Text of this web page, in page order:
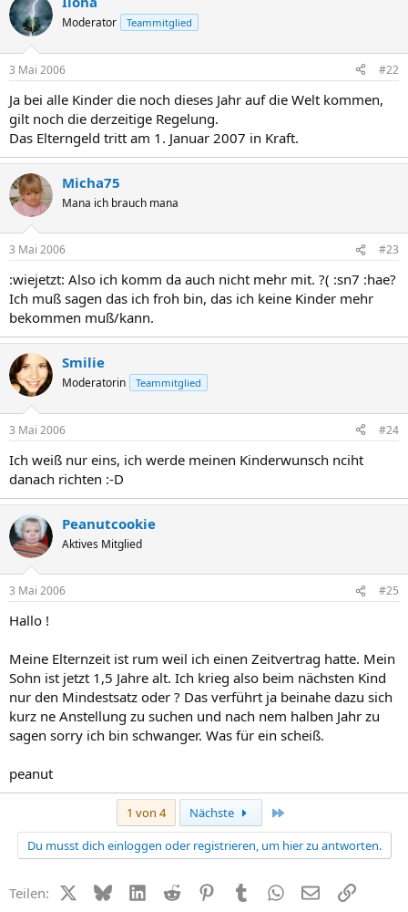
Moderator Teammitglied
3 Mai 2006 #22
Ja bei alle Kinder die noch dieses Jahr auf die Welt kommen,
gilt noch die derzeitige Regelung.
Das Elterngeld tritt am 1. Januar 2007 in Kraft.
Micha75
Mana ich brauch mana
3 Mai 2006 #23
:wiejetzt: Also ich komm da auch nicht mehr mit. ?( :sn7 :hae?
Ich muß sagen das ich froh bin, das ich keine Kinder mehr
bekommen muß/kann.
Smilie
Moderatorin Teammitglied
3 Mai 2006 #24
Ich weiß nur eins, ich werde meinen Kinderwunsch nciht
danach richten :-D
Peanutcookie
Aktives Mitglied
3 Mai 2006 #25
Hallo !
Meine Elternzeit ist rum weil ich einen Zeitvertrag hatte. Mein
Sohn ist jetzt 1,5 Jahre alt. Ich krieg also beim nächsten Kind
nur den Mindestsatz oder ? Das verführt ja beinahe dazu sich
kurz ne Anstellung zu suchen und nach nem halben Jahr zu
sagen sorry ich bin schwanger. Was für ein scheiß.
peanut
1 von 4 Nächste
Du musst dich einloggen oder registrieren, um hier zu antworten.
Teilen: X (Twitter)
BlueskyLinkedIn
Reddit PinterestTumblr WhatsApp
E-MailLink